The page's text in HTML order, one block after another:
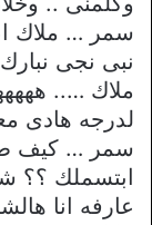
سمر … ملاك
نبى نجى
ملاك …..
لدرجه هادى
سمر … كيف
ابتسملك ؟؟
عارفه انا